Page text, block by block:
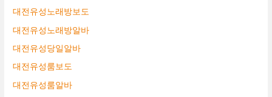
대전유성노래방보도
대전유성노래방알바
대전유성당일알바
대전유성룸보도
대전유성룸알바